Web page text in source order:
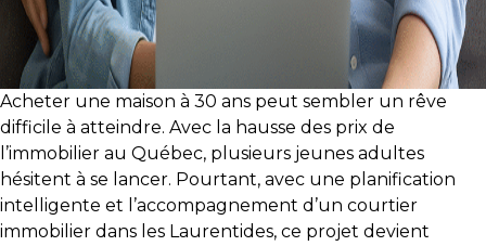
Frais
de
démarrage
:
y
avez-
vous
pensé?
Acheter une maison à 30 ans peut sembler un rêve
difficile à atteindre. Avec la hausse des prix de
l’immobilier au Québec, plusieurs jeunes adultes
hésitent à se lancer. Pourtant, avec une planification
intelligente et l’accompagnement d’un courtier
immobilier dans les Laurentides, ce projet devient